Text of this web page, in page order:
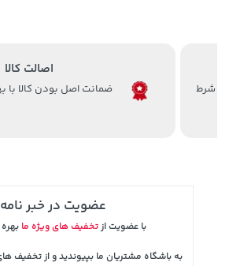
اصالت کالا
ضمانت اصل بودن کالا با
عضویت در خبر نامه
با عضویت ازتخفیف های ویژه ما
به باشگاه مشتریان ما بپیوندید و از تخفیف